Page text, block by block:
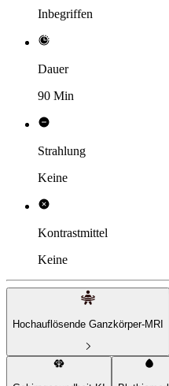
Inbegriffen
Dauer
90 Min
Strahlung
Keine
Kontrastmittel
Keine
Hochauflösende Ganzkörper-MRI